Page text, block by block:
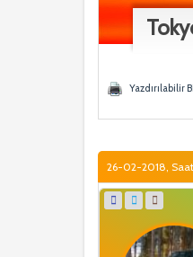
Yazdırılabilir
26-02-2018,